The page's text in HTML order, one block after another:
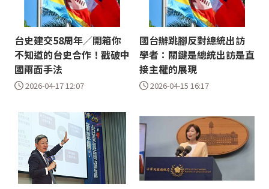
台史建交58周年／開箱你
不知道的台史合作！戳破中
國兩面手法
2026-04-17 12:07
國台辦跳腳反對總統出訪
學者：關鍵是總統出訪是直
接主權的展現
2026-04-15 16:17